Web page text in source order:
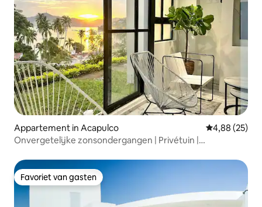
Appartement in Acapulco Gemiddelde
4,88 (25)
Onvergetelijke zonsondergangen | Privétuin |
Favoriet van gasten
Favoriet van gasten